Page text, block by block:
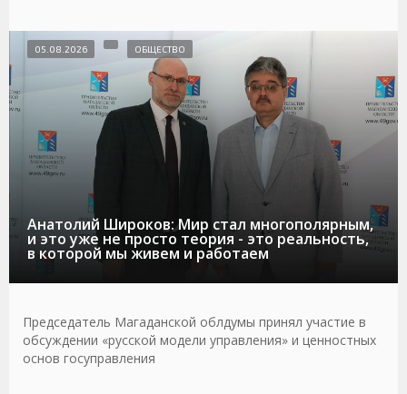
Анатолий Широков: Мир стал многополярным,
и это уже не просто теория - это реальность,
в которой мы живем и работаем
05.08.2026 ОБЩЕСТВО
Председатель Магаданской облдумы принял участие в
обсуждении «русской модели управления» и ценностных
основ госуправления